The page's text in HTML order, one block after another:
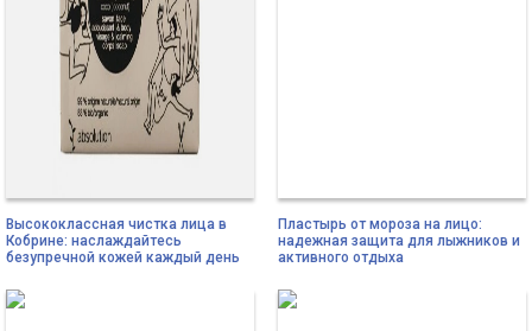
Высококлассная чистка лица в
Кобрине: наслаждайтесь
безупречной кожей каждый день
Пластырь от мороза на лицо:
надежная защита для лыжников и
активного отдыха